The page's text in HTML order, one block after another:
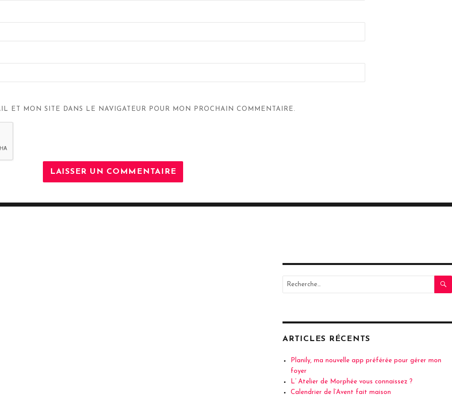
ET MON SITE DANS LE NAVIGATEUR POUR MON PROCHAIN COMMENTAIRE.
Recherche
ARTICLES RÉCENTS
Planily, ma nouvelle app préférée pour gérer mon
foyer
L’ Atelier de Morphée vous connaissez ?
Calendrier de l’Avent fait maison